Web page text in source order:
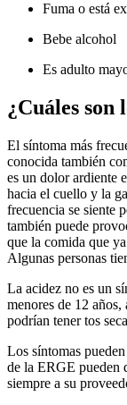
Fuma o está
Bebe alcohol
Es adulto
¿Cuáles son
El síntoma más
conocida también
es un dolor ardiente
hacia el cuello y la
frecuencia se siente
también puede
que la comida que
Algunas personas
La acidez no es un
menores de 12
podrían tener tos
Los síntomas
de la ERGE pueden
siempre a su